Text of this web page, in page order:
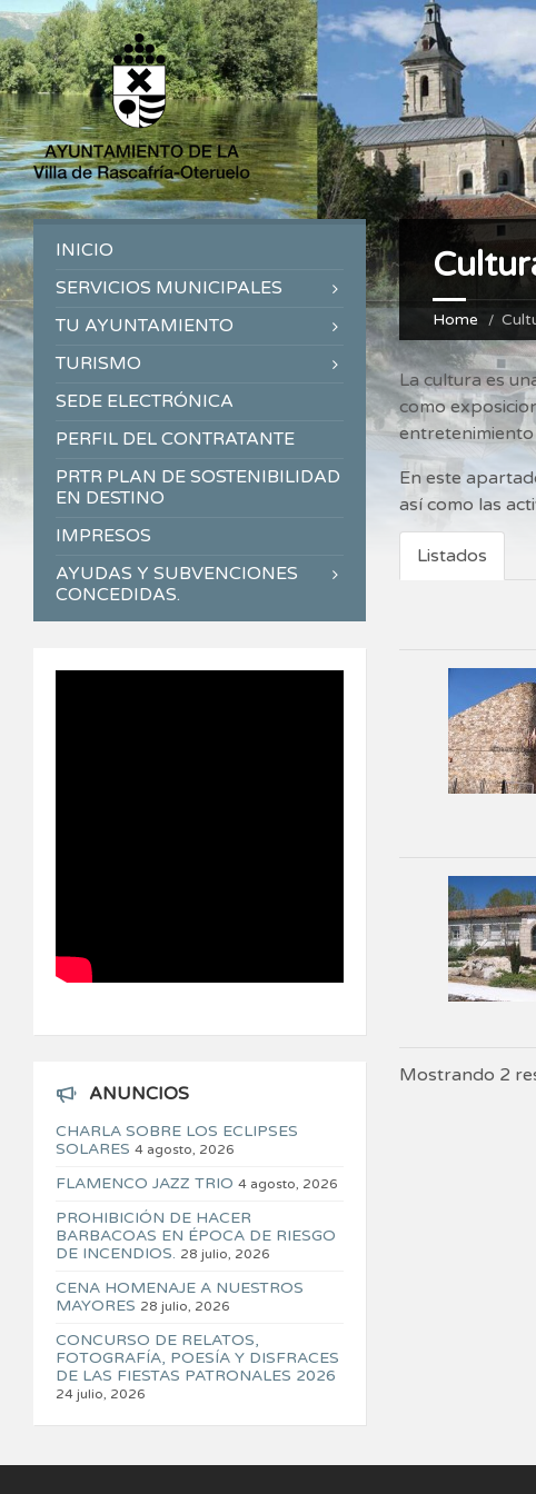
Home
La cultura es
como
entretenimiento
En este
así como las
Listados
Mostrando 2
INICIO
SERVICIOS MUNICIPALES
TU AYUNTAMIENTO
TURISMO
SEDE ELECTRÓNICA
PERFIL DEL CONTRATANTE
PRTR PLAN DE SOSTENIBILIDAD
EN DESTINO
IMPRESOS
AYUDAS Y SUBVENCIONES
CONCEDIDAS.
ANUNCIOS
CHARLA SOBRE LOS ECLIPSES
SOLARES 4 agosto, 2026
FLAMENCO JAZZ TRIO 4 agosto, 2026
PROHIBICIÓN DE HACER
BARBACOAS EN ÉPOCA DE RIESGO
DE INCENDIOS. 28 julio, 2026
CENA HOMENAJE A NUESTROS
MAYORES 28 julio, 2026
CONCURSO DE RELATOS,
FOTOGRAFÍA, POESÍA Y DISFRACES
DE LAS FIESTAS PATRONALES 2026
24 julio, 2026